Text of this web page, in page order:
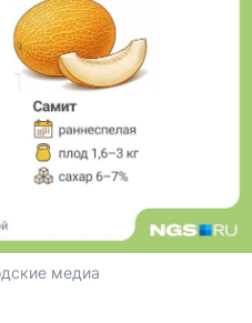
медиа